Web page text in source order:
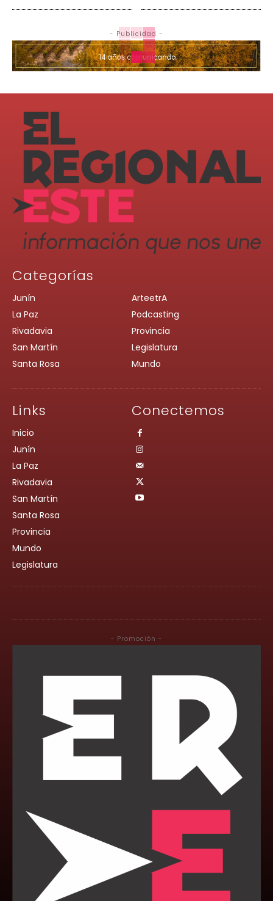
- Publicidad -
Categorías
Junín
La Paz
Rivadavia
San Martín
Santa Rosa
ArteetrA
Podcasting
Provincia
Legislatura
Mundo
Links
Inicio
Junín
La Paz
Rivadavia
San Martín
Santa Rosa
Provincia
Mundo
Legislatura
Conectemos
- Promoción -